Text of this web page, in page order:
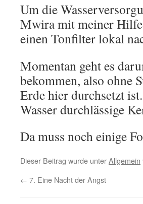
Um die
Mwira mit meiner Hilfe
einen Tonfilter lokal
Momentan geht es
bekommen, also ohne
Erde hier durchsetzt
Wasser durch­lässige
Da muss noch einige
Dieser Beitrag wurde unterAllgemein
← 7. Eine Nacht der Angst